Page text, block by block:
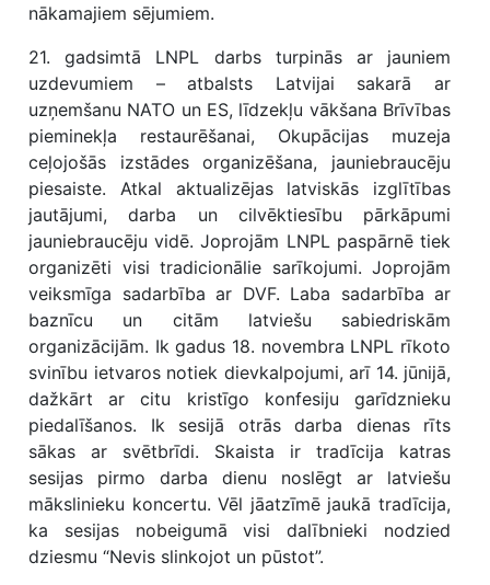
nākamajiem sējumiem.
21. gadsimtā LNPL darbs turpinās ar jauniem
uzdevumiem – atbalsts Latvijai sakarā ar
uzņemšanu NATO un ES, līdzekļu vākšana Brīvības
pieminekļa restaurēšanai, Okupācijas muzeja
ceļojošās izstādes organizēšana, jauniebraucēju
piesaiste. Atkal aktualizējas latviskās izglītības
jautājumi, darba un cilvēktiesību pārkāpumi
jauniebraucēju vidē. Joprojām LNPL paspārnē tiek
organizēti visi tradicionālie sarīkojumi. Joprojām
veiksmīga sadarbība ar DVF. Laba sadarbība ar
baznīcu un citām latviešu sabiedriskām
organizācijām. Ik gadus 18. novembra LNPL rīkoto
svinību ietvaros notiek dievkalpojumi, arī 14. jūnijā,
dažkārt ar citu kristīgo konfesiju garīdznieku
piedalīšanos. Ik sesijā otrās darba dienas rīts
sākas ar svētbrīdi. Skaista ir tradīcija katras
sesijas pirmo darba dienu noslēgt ar latviešu
mākslinieku koncertu. Vēl jāatzīmē jaukā tradīcija,
ka sesijas nobeigumā visi dalībnieki nodzied
dziesmu “Nevis slinkojot un pūstot”.